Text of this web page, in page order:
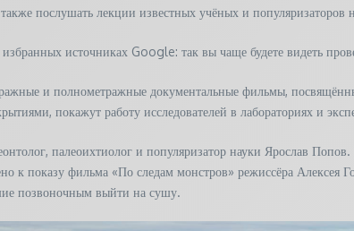
послушать лекции известных учёных и популяризаторов
источниках Google: так вы чаще будете видеть
и полнометражные документальные фильмы,
покажут работу исследователей в лабораториях и
палеоихтиолог и популяризатор науки Ярослав
к показу фильма «По следам монстров» режиссёра Алексея
позвоночным выйти на сушу.